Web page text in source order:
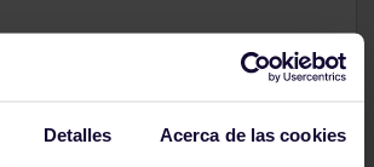
Detalles Acerca de las cookies
el tren a Rennes o Dol de Bretagne,